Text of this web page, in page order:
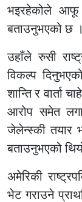
भइरहेकोले आफू
बताउनुभएको छ ।
उहाँले रुसी
विकल्प
शान्ति र वार्ता
आरोप समेत
जेलेन्स्की तयार
बताउनुभएको
अमेरिकी
भेट गराउने